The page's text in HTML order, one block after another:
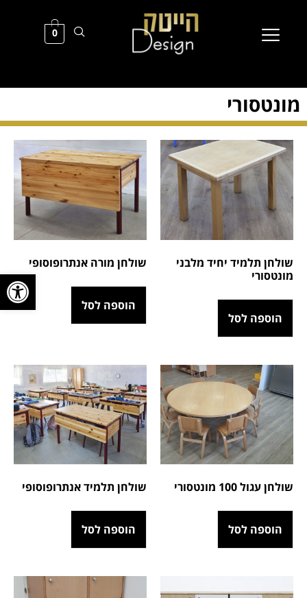
פתח
0
מונטסורי
שולחן תלמיד יחיד מלבני
מונטסורי
הוספה לסל
שולחן מורה אנתרופוסופי
הוספה לסל
שולחן עגול 100 מונטסורי
הוספה לסל
שולחן תלמיד אנתרופוסופי
הוספה לסל